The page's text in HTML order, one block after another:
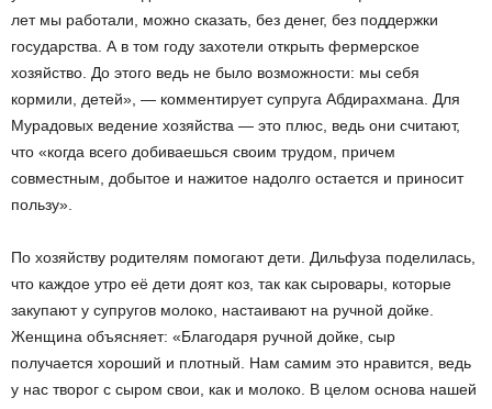
лет мы работали, можно сказать, без денег, без поддержки
государства. А в том году захотели открыть фермерское
хозяйство. До этого ведь не было возможности: мы себя
кормили, детей», — комментирует супруга Абдирахмана. Для
Мурадовых ведение хозяйства — это плюс, ведь они считают,
что «когда всего добиваешься своим трудом, причем
совместным, добытое и нажитое надолго остается и приносит
пользу».
По хозяйству родителям помогают дети. Дильфуза поделилась,
что каждое утро её дети доят коз, так как сыровары, которые
закупают у супругов молоко, настаивают на ручной дойке.
Женщина объясняет: «Благодаря ручной дойке, сыр
получается хороший и плотный. Нам самим это нравится, ведь
у нас творог с сыром свои, как и молоко. В целом основа нашей